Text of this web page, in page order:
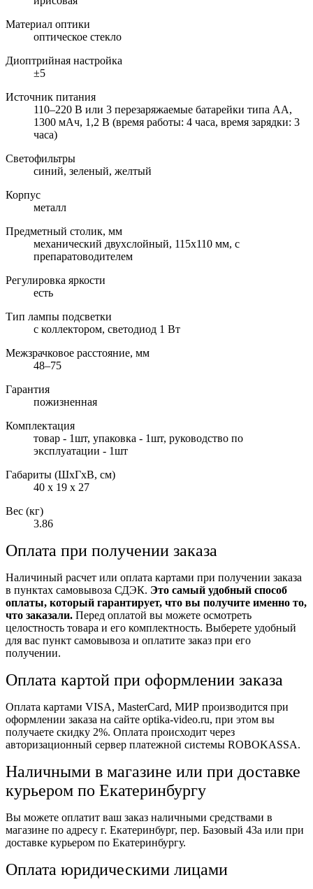
Материал оптики
оптическое стекло
Диоптрийная настройка
±5
Источник питания
110–220 В или 3 перезаряжаемые батарейки типа АА,
1300 мАч, 1,2 В (время работы: 4 часа, время зарядки: 3
часа)
Светофильтры
синий, зеленый, желтый
Корпус
металл
Предметный столик, мм
механический двухслойный, 115x110 мм, с
препаратоводителем
Регулировка яркости
есть
Тип лампы подсветки
с коллектором, светодиод 1 Вт
Межзрачковое расстояние, мм
48–75
Гарантия
пожизненная
Комплектация
товар - 1шт, упаковка - 1шт, руководство по
эксплуатации - 1шт
Габариты (ШxГxВ, см)
40 x 19 x 27
Вес (кг)
3.86
Оплата при получении заказа
Наличиный расчет или оплата картами при получении заказа
в пунктах самовывоза СДЭК. Это самый удобный способ
оплаты, который гарантирует, что вы получите именно то,
что заказали. Перед оплатой вы можете осмотреть
целостность товара и его комплектность. Выберете удобный
для вас пункт самовывоза и оплатите заказ при его
получении.
Оплата картой при оформлении заказа
Оплата картами VISA, MasterCard, МИР производится при
оформлении заказа на сайте optika-video.ru, при этом вы
получаете скидку 2%. Оплата происходит через
авторизационный сервер платежной системы ROBOKASSA.
Наличными в магазине или при доставке
курьером по Екатеринбургу
Вы можете оплатит ваш заказ наличными средствами в
магазине по адресу г. Екатеринбург, пер. Базовый 43а или при
доставке курьером по Екатеринбургу.
Оплата юридическими лицами